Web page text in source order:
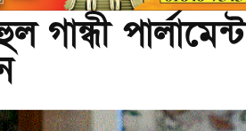
গান্ধী পার্লামেন্ট